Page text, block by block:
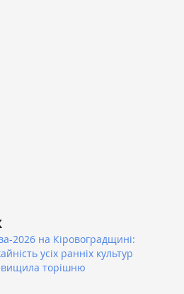
2026 на Кіровоградщині:
усіх ранніх культур
торішню